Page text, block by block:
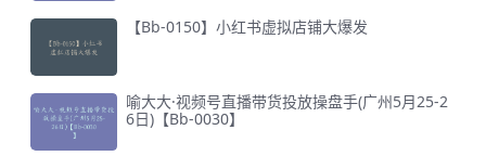
【Bb-0150】小红书虚拟店铺大爆发
喻大大·视频号直播带货投放操盘手(广州5月25-2
6日)【Bb-0030】